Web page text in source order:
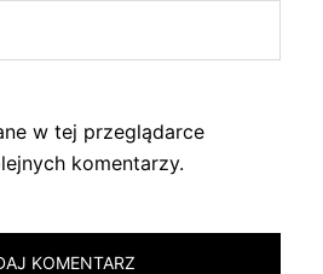
w tej przeglądarce
komentarzy.